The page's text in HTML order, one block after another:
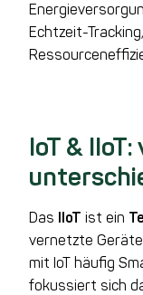
Echtzeit-
IoT &
Das IIoT ist ein
vernetzte
mit IoT häufig
fokussiert sich